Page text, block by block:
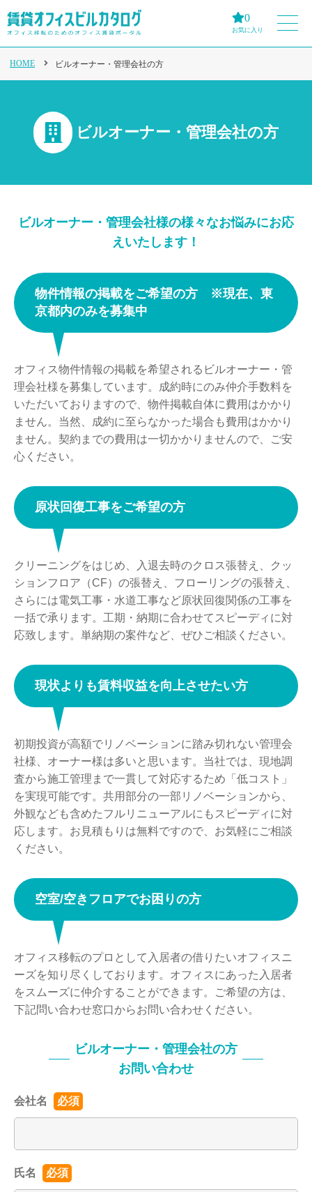
0
お気に入り
HOME ビルオーナー・管理会社の方
ビルオーナー・管理会社の方
ビルオーナー・管理会社様の様々なお悩みにお応
えいたします！
物件情報の掲載をご希望の⽅ ※現在、東
京都内のみを募集中
オフィス物件情報の掲載を希望されるビルオーナー・管
理会社様を募集しています。成約時にのみ仲介⼿数料を
いただいておりますので、物件掲載⾃体に費⽤はかかり
ません。当然、成約に⾄らなかった場合も費⽤はかかり
ません。契約までの費⽤は⼀切かかりませんので、ご安
⼼ください。
原状回復⼯事をご希望の⽅
クリーニングをはじめ、⼊退去時のクロス張替え、クッ
ションフロア（CF）の張替え、フローリングの張替え、
さらには電気⼯事・⽔道⼯事など原状回復関係の⼯事を
⼀括で承ります。⼯期・納期に合わせてスピーディに対
応致します。単納期の案件など、ぜひご相談ください。
現状よりも賃料収益を向上させたい⽅
初期投資が⾼額でリノベーションに踏み切れない管理会
社様、オーナー様は多いと思います。当社では、現地調
査から施⼯管理まで⼀貫して対応するため「低コスト」
を実現可能です。共⽤部分の⼀部リノベーションから、
外観なども含めたフルリニューアルにもスピーディに対
応します。お⾒積もりは無料ですので、お気軽にご相談
ください。
空室/空きフロアでお困りの⽅
オフィス移転のプロとして⼊居者の借りたいオフィスニ
ーズを知り尽くしております。オフィスにあった⼊居者
をスムーズに仲介することができます。ご希望の⽅は、
下記問い合わせ窓⼝からお問い合わせください。
ビルオーナー・管理会社の方
お問い合わせ
会社名 必須
氏名 必須